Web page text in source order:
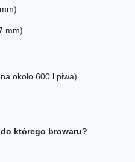
mm)
około 600 l piwa)
którego browaru?